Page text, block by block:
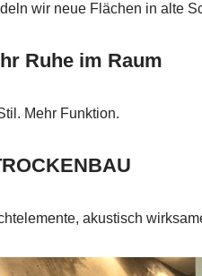
wir neue Flächen in alte
Ruhe im Raum
Mehr Funktion.
akustisch